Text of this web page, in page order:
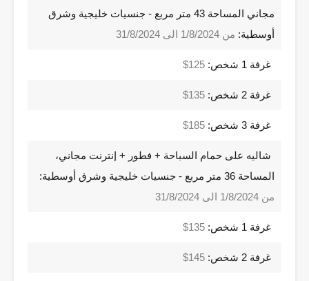
مجاني المساحة 43 متر مربع - جنسيات خليجية وشرق
أوسطية: من 1/8/2024 الى 31/8/2024
غرفة 1 شخص: 125$
غرفة 2 شخص: 135$
غرفة 3 شخص: 185$
شاليه على حمام السباحة + فطور + إنترنت مجاني،
المساحة 36 متر مربع - جنسيات خليجية وشرق أوسطية:
من 1/8/2024 الى 31/8/2024
غرفة 1 شخص: 135$
غرفة 2 شخص: 145$